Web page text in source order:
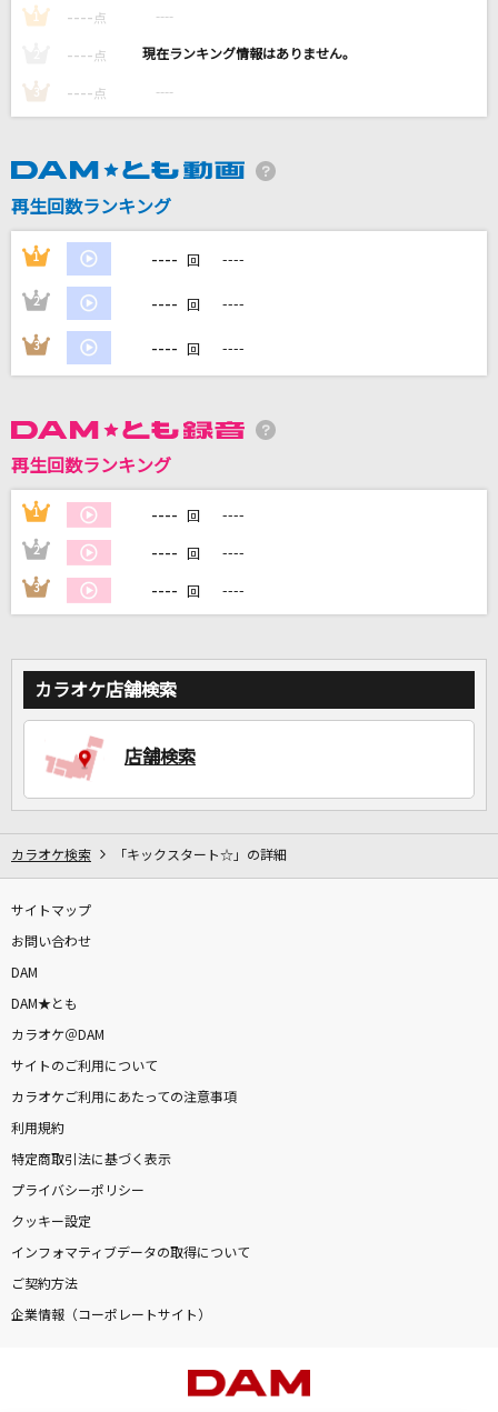
世界中の誰よりきっと
中山美穂&WANDS
[生音]小さな恋のうた
ポルノグラフィティ
カラオケ最新情報をチェック！
1 ---- 点 ----
---- 点 ----
3 ---- 点 ----
再生回数ランキング
1 ---- 回 ----
2 ---- 回 ----
3 ---- 回 ----
再生回数ランキング
1 ---- 回 ----
2 ---- 回 ----
3 ---- 回 ----
カラオケ店舗検索
店舗検索
カラオケ検索 「キックスタート☆」の詳細
サイトマップ
お問い合わせ
DAM
DAM★とも
カラオケ＠DAM
サイトのご利用について
カラオケご利用にあたっての注意事項
利用規約
特定商取引法に基づく表示
プライバシーポリシー
クッキー設定
インフォマティブデータの取得について
ご契約方法
企業情報（コーポレートサイト）